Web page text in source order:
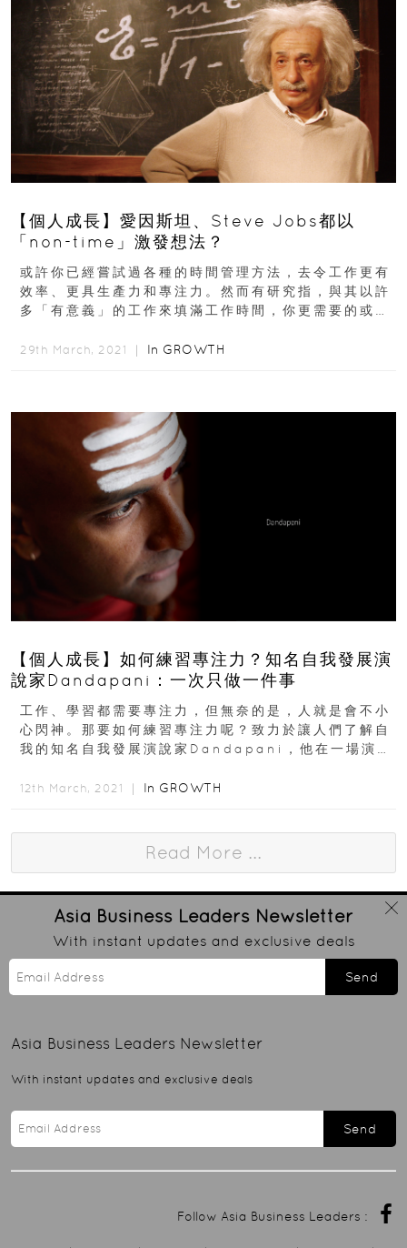
【個人成長】愛因斯坦、Steve Jobs都以
「non-time」激發想法？
或許你已經嘗試過各種的時間管理方法，去令工作更有
效率、更具生產力和專注力。然而有研究指，與其以許
多「有意義」的工作來填滿工作時間，你更需要的或許
29th March, 2021 ｜ In GROWTH
【個人成長】如何練習專注力？知名自我發展演
說家Dandapani：一次只做一件事
工作、學習都需要專注力，但無奈的是，人就是會不小
心閃神。那要如何練習專注力呢？致力於讓人們了解自
我的知名自我發展演說家Dandapani，他在一場演說
12th March, 2021 ｜ In GROWTH
Read More ...
Asia Business Leaders Newsletter
With instant updates and exclusive deals
Send
Asia Business Leaders Newsletter
With instant updates and exclusive deals
Send
Follow Asia Business Leaders :